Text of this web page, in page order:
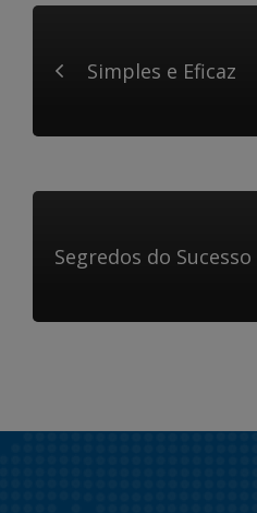
Simples e Eficaz
Segredos do Sucesso